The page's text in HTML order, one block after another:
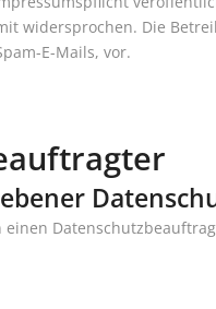
widersprochen. Die
E-Mails, vor.